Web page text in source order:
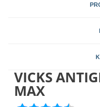
VICKS
MAX